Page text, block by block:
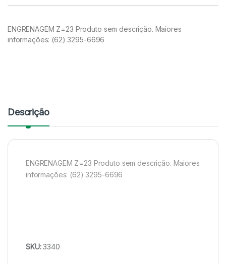
ENGRENAGEM Z=23 Produto sem descrição. Maiores
informações: (62) 3295-6696
Descrição
ENGRENAGEM Z=23 Produto sem descrição. Maiores
informações: (62) 3295-6696
SKU:3340